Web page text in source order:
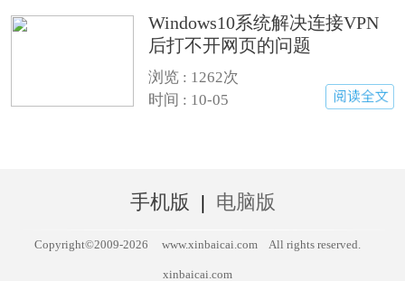
Windows10系统解决连接VPN
后打不开网页的问题
浏览 : 1262次
时间 : 10-05
手机版 | 电脑版
Copyright©2009-2026 www.xinbaicai.com All rights reserved.
xinbaicai.com